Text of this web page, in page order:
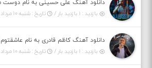
دانلود آهنگ علی حسینی به نام دوست
بازدید : ۱ بازدید بار /
تاریخ : شنبه ۱۰ مرداد ۱۴۰۵
دانلود آهنگ کاظم قادری به نام
بازدید : ۱ بازدید بار /
تاریخ : شنبه ۱۰ مرداد ۱۴۰۵